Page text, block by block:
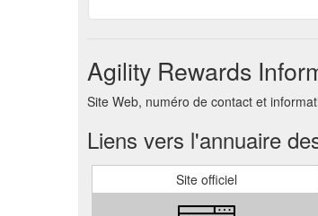
Agility Rewards
Site Web, numéro de contact et
Liens vers l'annuaire
Site officiel